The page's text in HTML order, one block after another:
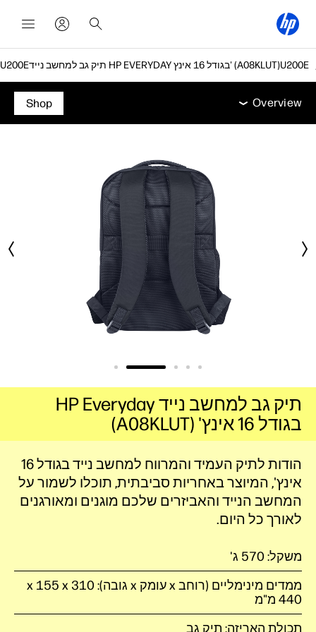
תיק גב למחשב נייד HP EVERYDAY בגודל 16 אינץ' (A08KLUT)
Overview מאפיינים מפרט טכני אביזרים
תמיכה
Overview
Shop
הודות לתיק העמיד והמרווח למחשב נייד בגודל 16
אינץ', המיוצר באחריות סביבתית, תוכלו לשמור על
המחשב הנייד והאביזרים שלכם מוגנים ומאורגנים
לאורך כל היום.
משקל: 570 ג'
440 מ"מ
תכולת האריזה: תיק גב
תיק גב למחשב נייד HP Everyday
בגודל 16 אינץ' (A08KLUT)